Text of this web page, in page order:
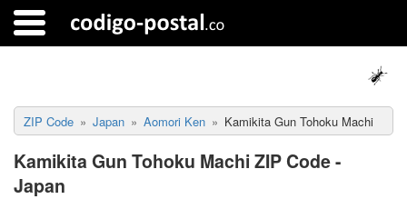
ZIP Code Japan Aomori Ken Kamikita Gun Tohoku Machi
Kamikita Gun Tohoku Machi ZIP Code -
Japan